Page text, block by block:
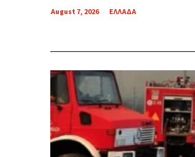
August 7, 2026 ΕΛΛΑΔΑ